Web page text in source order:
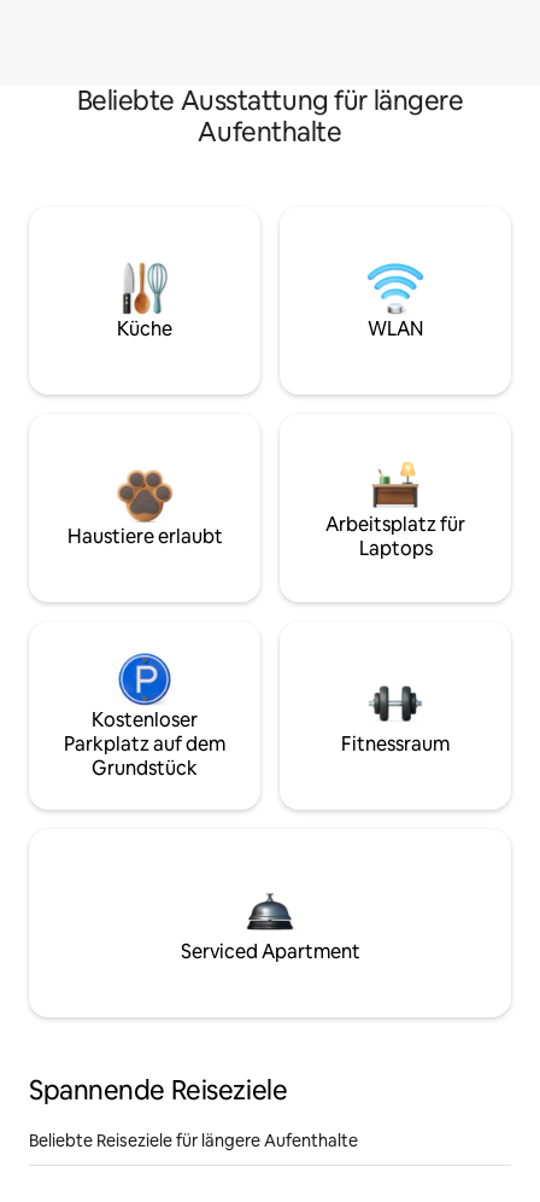
Beliebte Ausstattung für längere
Aufenthalte
Küche WLAN
Haustiere erlaubt
Arbeitsplatz für
Laptops
Kostenloser
Parkplatz auf dem
Grundstück
Fitnessraum
Serviced Apartment
Spannende Reiseziele
Beliebte Reiseziele für längere Aufenthalte